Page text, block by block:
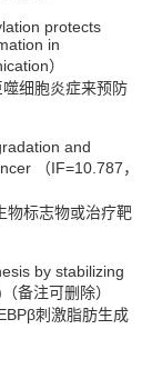
protects
in
）
细胞炎症来预防
and
（IF=10.787，
物标志物或治疗靶
by stabilizing
备注可删除）
刺激脂肪生成